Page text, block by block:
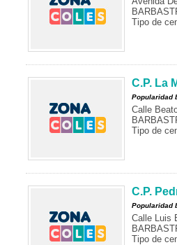
Tipo de
C.P. La
Popularidad
Calle
Tipo de
C.P.
Popularidad
Calle Luis
Tipo de